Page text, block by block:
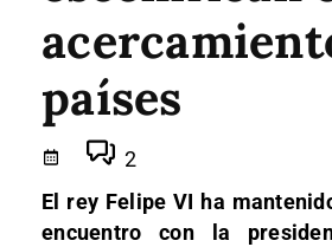
países
2
El rey Felipe VI ha
encuentro con la